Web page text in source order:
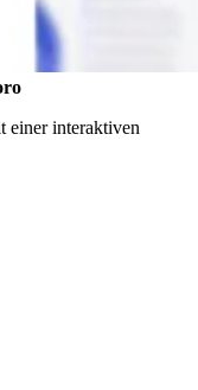
einer interaktiven